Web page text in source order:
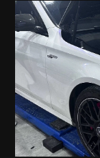
🔹專用面板線材
🔹內建無線
🔹藍牙支援
🔹導航
🔹測速提醒